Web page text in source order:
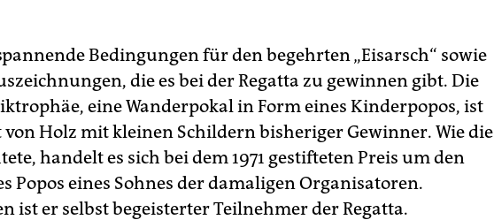
Bedingungen für den begehrten „Eis­arsch“ sowie
die es bei der Regatta zu gewinnen gibt. Die
eine Wanderpokal in Form eines Kinderpopos, ist
Holz mit kleinen Schildern bisheriger Gewinner. Wie die
handelt es sich bei dem 1971 gestifteten Preis um den
Popos eines Sohnes der damaligen Organisatoren.
ist er selbst begeisterter Teilnehmer der Regatta.